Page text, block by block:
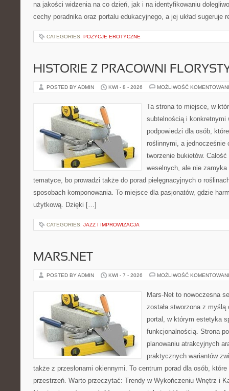
na jakości widzenia na co dzień, jak i na identyfikowaniu
cechy poradnika oraz portalu edukacyjnego, a jej układ sugeruje
CATEGORIES: POZYCJE EROTYCZNE
HISTORIE Z PRACOWNI
POSTED BY ADMIN KWI - 8 - 2026 MOŻLIWOŚĆ
Ta strona to miejsce, w
subtelnością i konkretnymi
podpowiedzi dla osób,
roślinnymi, a jednocześnie
tworzenie bukietów.
weselnych, ale nie zamyka
tematyce, bo prowadzi także do porad pielęgnacyjnych o
sposobach komponowania. To miejsce dla pasjonatów, gdzie
użytkową. Dzięki […]
CATEGORIES: JAZZ I IMPROWIZACJA
MARS.NET
POSTED BY ADMIN KWI - 7 - 2026 MOŻLIWOŚĆ
Mars-Net to nowoczesna
została stworzona z
portal, w którym estetyka
funkcjonalnością. Strona
planowaniu atrakcyjnych
praktycznych wariantów
także z przesłonami okiennymi. To centrum porad dla osób,
przestrzeń. Warto przeczytać: Trendy w Wykończeniu Wnętrz i